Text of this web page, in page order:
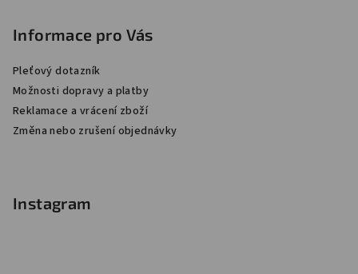
Informace pro Vás
Pleťový dotazník
Možnosti dopravy a platby
Reklamace a vrácení zboží
Změna nebo zrušení objednávky
Instagram